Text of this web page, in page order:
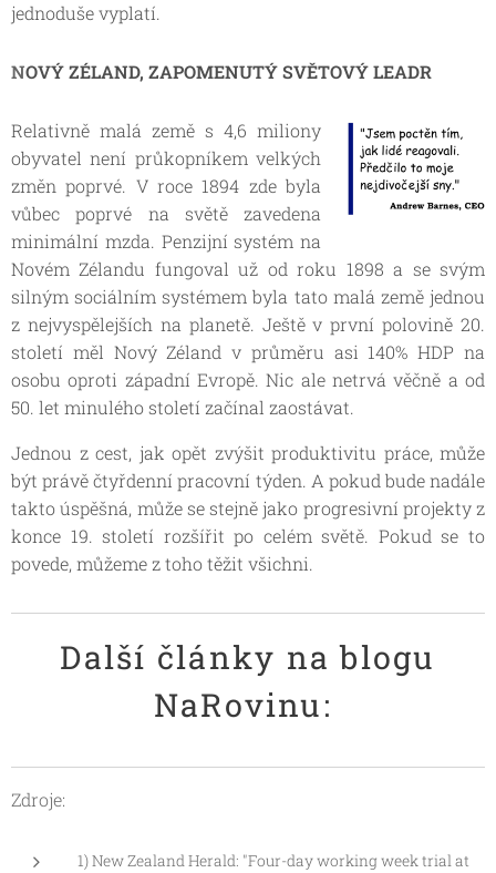
jednoduše vyplatí.
NOVÝ ZÉLAND, ZAPOMENUTÝ SVĚTOVÝ LEADR
Relativně malá země s 4,6 miliony
obyvatel není průkopníkem velkých
změn poprvé. V roce 1894 zde byla
vůbec poprvé na světě zavedena
minimální mzda. Penzijní systém na
Novém Zélandu fungoval už od roku 1898 a se svým
silným sociálním systémem byla tato malá země jednou
z nejvyspělejších na planetě. Ještě v první polovině 20.
století měl Nový Zéland v průměru asi 140% HDP na
osobu oproti západní Evropě. Nic ale netrvá věčně a od
50. let minulého století začínal zaostávat.
Jednou z cest, jak opět zvýšit produktivitu práce, může
být právě čtyřdenní pracovní týden. A pokud bude nadále
takto úspěšná, může se stejně jako progresivní projekty z
konce 19. století rozšířit po celém světě. Pokud se to
povede, můžeme z toho těžit všichni.
Další články na blogu
NaRovinu:
Zdroje:
1) New Zealand Herald: "Four-day working week trial at